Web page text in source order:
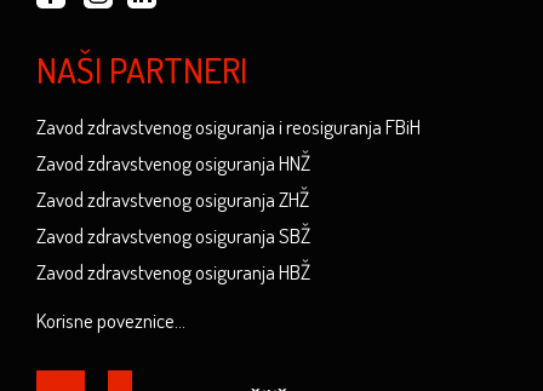
NAŠI PARTNERI
Zavod zdravstvenog osiguranja i reosiguranja FBiH
Zavod zdravstvenog osiguranja HNŽ
Zavod zdravstvenog osiguranja ZHŽ
Zavod zdravstvenog osiguranja SBŽ
Zavod zdravstvenog osiguranja HBŽ
Korisne poveznice...